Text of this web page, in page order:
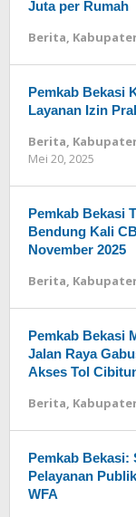
Juta per Rumah
Berita,
Pemkab Bekasi
Layanan Izin
Berita,
Mei 20, 2025
Pemkab Bekasi
Bendung Kali
November 2025
Berita,
Pemkab Bekasi
Jalan Raya
Akses Tol
Berita,
Pemkab Bekasi:
Pelayanan
WFA